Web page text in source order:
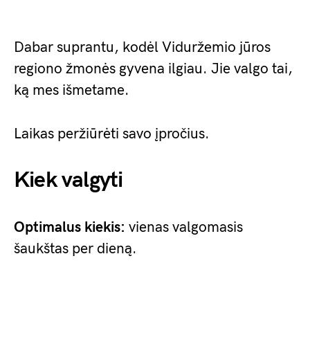
Dabar suprantu, kodėl Viduržemio jūros
regiono žmonės gyvena ilgiau. Jie valgo tai,
ką mes išmetame.
Laikas peržiūrėti savo įpročius.
Kiek valgyti
Optimalus kiekis: vienas valgomasis
šaukštas per dieną.